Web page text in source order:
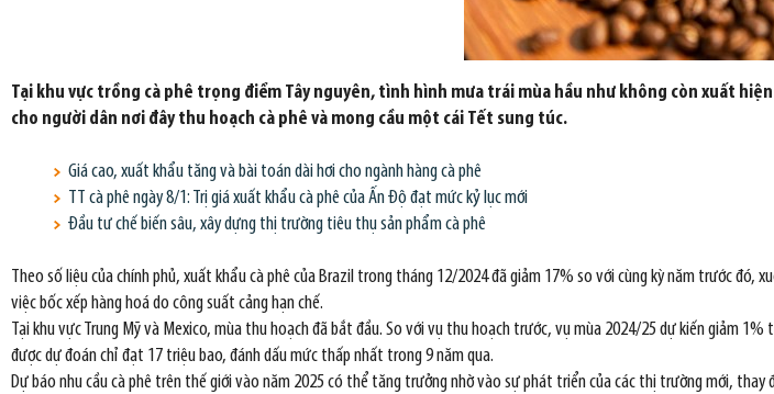
Tại khu vực trồng cà phê trọng điểm Tây nguyên, tình hình mưa trái mùa hầu như không còn xuất
cho người dân nơi đây thu hoạch cà phê và mong cầu một cái Tết sung túc.
Giá cao, xuất khẩu tăng và bài toán dài hơi cho ngành hàng cà phê
TT cà phê ngày 8/1: Trị giá xuất khẩu cà phê của Ấn Độ đạt mức kỷ lục mới
Đầu tư chế biến sâu, xây dựng thị trường tiêu thụ sản phẩm cà phê
Theo số liệu của chính phủ, xuất khẩu cà phê của Brazil trong tháng 12/2024 đã giảm 17% so với cùng kỳ năm trước
việc bốc xếp hàng hoá do công suất cảng hạn chế.
Tại khu vực Trung Mỹ và Mexico, mùa thu hoạch đã bắt đầu. So với vụ thu hoạch trước, vụ mùa 2024/25 dự kiến giảm
được dự đoán chỉ đạt 17 triệu bao, đánh dấu mức thấp nhất trong 9 năm qua.
Dự báo nhu cầu cà phê trên thế giới vào năm 2025 có thể tăng trưởng nhờ vào sự phát triển của các thị trường mới,